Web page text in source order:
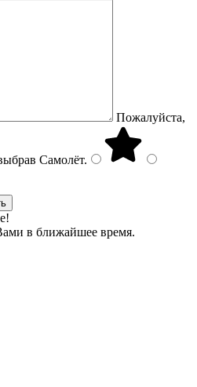
Пожалуйста,
Самолёт.
в ближайшее время.